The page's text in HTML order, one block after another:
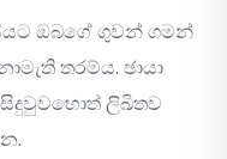
ඔබගේ ගුවන් ගමන්
තරම්ය. ඡායා
සිදුවුවහොත් ලිඛිතව